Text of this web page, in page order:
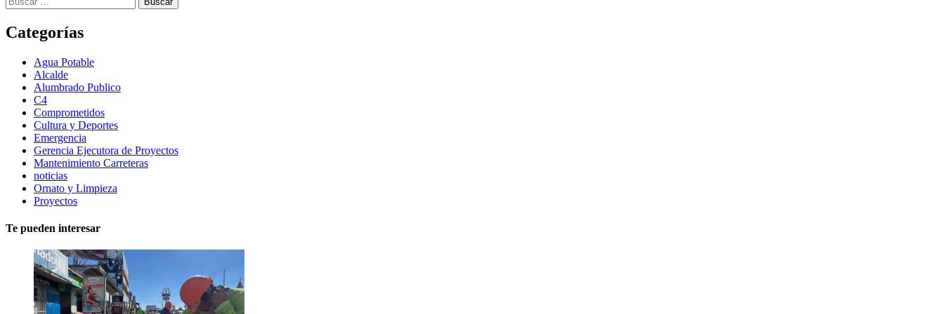
Categorías
Agua Potable
Alcalde
Alumbrado Publico
C4
Comprometidos
Cultura y Deportes
Emergencia
Gerencia Ejecutora de Proyectos
Mantenimiento Carreteras
noticias
Ornato y Limpieza
Proyectos
Te pueden interesar